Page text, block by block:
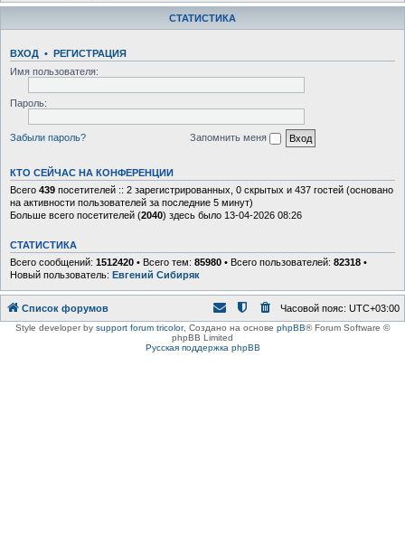
СТАТИСТИКА
ВХОД • РЕГИСТРАЦИЯ
Имя пользователя:
Пароль:
Забыли пароль? Запомнить меня
КТО СЕЙЧАС НА КОНФЕРЕНЦИИ
Всего 439 посетителей :: 2 зарегистрированных, 0 скрытых и 437 гостей (основано
на активности пользователей за последние 5 минут)
Больше всего посетителей (2040) здесь было 13-04-2026 08:26
СТАТИСТИКА
Всего сообщений: 1512420 • Всего тем: 85980 • Всего пользователей: 82318 •
Новый пользователь: Евгений Сибиряк
Список форумов Часовой пояс: UTC+03:00
Style developer by support forum tricolor, Создано на основе phpBB® Forum Software ©
phpBB Limited
Русская поддержка phpBB